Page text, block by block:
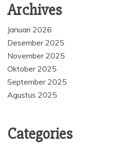
Archives
Januari 2026
Desember 2025
November 2025
Oktober 2025
September 2025
Agustus 2025
Categories